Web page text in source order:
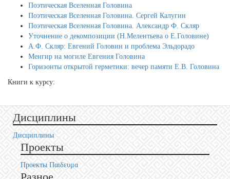
Поэтическая Вселенная Головина
Поэтическая Вселенная Головина. Сергей Калугин
Поэтическая Вселенная Головина. Александр Ф. Скляр
Уточнение о декомпозиции (Н.Мелентьева о Е.Головине)
А.Ф. Скляр: Евгений Головин и проблема Эльдорадо
Менгир на могиле Евгения Головина
Горизонты открытой герметики: вечер памяти Е.В. Головина
Книги к курсу:
Дисциплины
Дисциплины
Проекты
Проекты Пαιδευμα